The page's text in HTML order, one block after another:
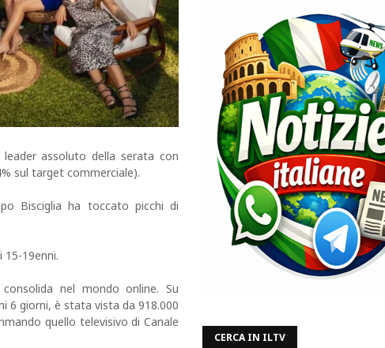
assoluto della serata con
sul target commerciale).
Bisciglia ha toccato picchi di
15-19enni.
nel mondo online. Su
6 giorni, è stata vista da 918.000
quello televisivo di Canale
CERCA IN ILTV